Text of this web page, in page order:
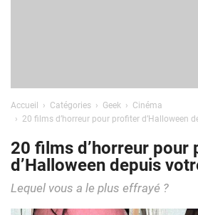
Accueil Catégories Geek
Cinéma
20 films d’horreur pour profiter d’Halloween
20 films d’horreur pour
d’Halloween depuis
Lequel vous a le plus effrayé ?